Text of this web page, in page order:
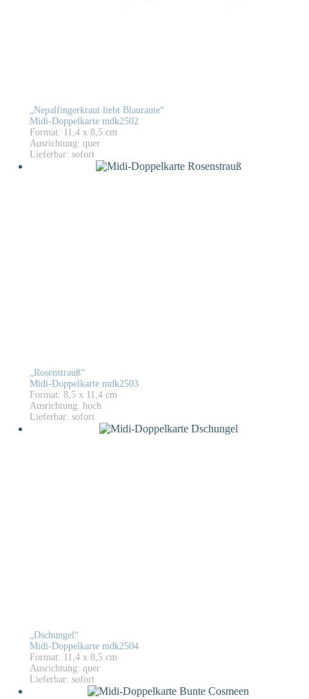
„Nepalfingerkraut liebt Blauraute“
Midi-Doppelkarte mdk2502
Format: 11,4 x 8,5 cm
Ausrichtung: quer
Lieferbar: sofort
„Rosenstrauß“
Midi-Doppelkarte mdk2503
Format: 8,5 x 11,4 cm
Ausrichtung: hoch
Lieferbar: sofort
„Dschungel“
Midi-Doppelkarte mdk2504
Format: 11,4 x 8,5 cm
Ausrichtung: quer
Lieferbar: sofort